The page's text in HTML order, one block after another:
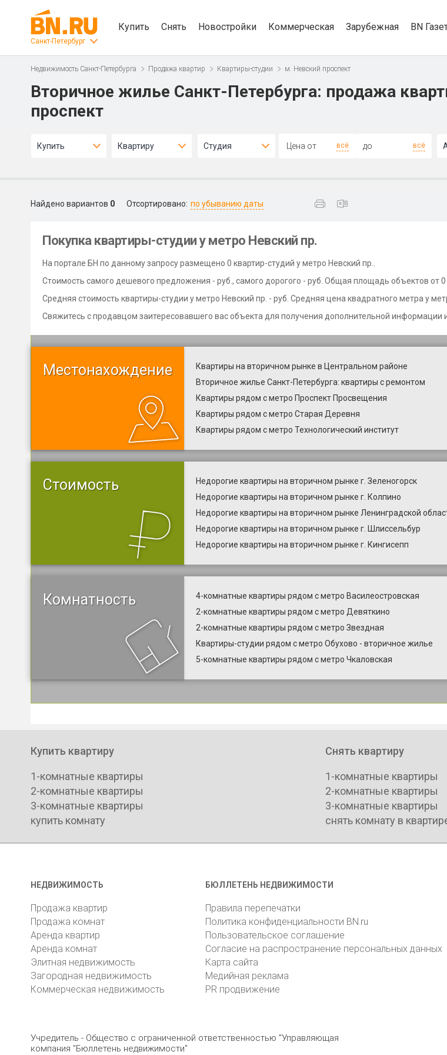
Санкт-Петербург
Купить Снять Новостройки Коммерческая Зарубежная BN
Недвижимость Санкт-Петербурга Продажа квартир Квартиры-студии м. Невский проспект
Вторичное жилье Санкт-Петербурга: продажа
проспект
Купить Квартиру Студия всё всё
Найдено вариантов 0 Отсортировано: по убыванию даты
Покупка квартиры-студии у метро Невский пр.
На портале БН по данному запросу размещено 0 квартир-студий у метро Невский пр..
Стоимость самого дешевого предложения - руб., самого дорогого - руб. Общая площадь объектов от
Средняя стоимость квартиры-студии у метро Невский пр. - руб. Средняя цена квадратного метра у
Свяжитесь с продавцом заитересовавшего вас объекта для получения дополнительной информации
Местонахождение
Квартиры на вторичном рынке в Центральном районе
Вторичное жилье Санкт-Петербурга: квартиры с ремонтом
Квартиры рядом с метро Проспект Просвещения
Квартиры рядом с метро Старая Деревня
Квартиры рядом с метро Технологический институт
Стоимость
Недорогие квартиры на вторичном рынке г. Зеленогорск
Недорогие квартиры на вторичном рынке г. Колпино
Недорогие квартиры на вторичном рынке Ленинградской
Недорогие квартиры на вторичном рынке г. Шлиссельбур
Недорогие квартиры на вторичном рынке г. Кингисепп
Комнатность
4-комнатные квартиры рядом с метро Василеостровская
2-комнатные квартиры рядом с метро Девяткино
2-комнатные квартиры рядом с метро Звездная
Квартиры-студии рядом с метро Обухово - вторичное жилье
5-комнатные квартиры рядом с метро Чкаловская
Купить квартиру
1-комнатные квартиры
2-комнатные квартиры
3-комнатные квартиры
купить комнату
Снять квартиру
1-комнатные квартиры
2-комнатные квартиры
3-комнатные квартиры
снять комнату в
НЕДВИЖИМОСТЬ
Продажа квартир
Продажа комнат
Аренда квартир
Аренда комнат
Элитная недвижимость
Загородная недвижимость
Коммерческая недвижимость
БЮЛЛЕТЕНЬ НЕДВИЖИМОСТИ
Правила перепечатки
Политика конфиденциальности BN.ru
Пользовательское соглашение
Согласие на распространение персональных данных
Карта сайта
Медийная реклама
PR продвижение
Учредитель - Общество с ограниченной ответственностью "Управляющая
компания "Бюллетень недвижимости"